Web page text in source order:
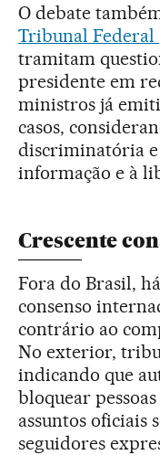
O debate
Tribunal Federal
tramitam
presidente em
ministros já
casos,
discriminatória
informação e à
Crescente
Fora do Brasil,
consenso
contrário ao
No exterior,
indicando que
bloquear
assuntos oficiais
seguidores